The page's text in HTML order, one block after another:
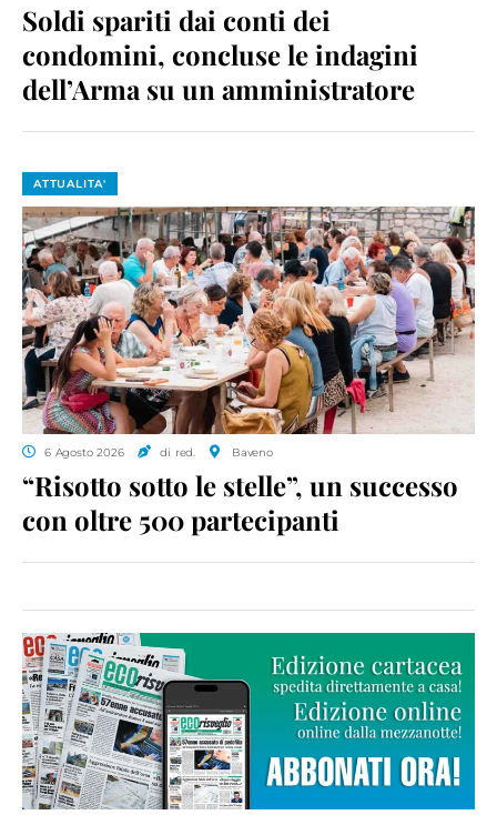
Soldi spariti dai conti dei
condomini, concluse le indagini
dell’Arma su un amministratore
ATTUALITA'
6 Agosto 2026 di red. Baveno
“Risotto sotto le stelle”, un successo
con oltre 500 partecipanti